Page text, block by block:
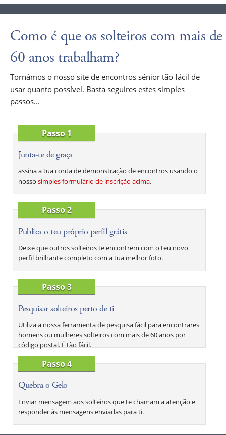
Como é que os solteiros com mais de
60 anos trabalham?
Tornámos o nosso site de encontros sénior tão fácil de
usar quanto possível. Basta seguires estes simples
passos...
Passo 1
Junta-te de graça
assina a tua conta de demonstração de encontros usando o
nosso simples formulário de inscrição acima.
Passo 2
Publica o teu próprio perfil grátis
Deixe que outros solteiros te encontrem com o teu novo
perfil brilhante completo com a tua melhor foto.
Passo 3
Pesquisar solteiros perto de ti
Utiliza a nossa ferramenta de pesquisa fácil para encontrares
homens ou mulheres solteiros com mais de 60 anos por
código postal. É tão fácil.
Passo 4
Quebra o Gelo
Enviar mensagem aos solteiros que te chamam a atenção e
responder às mensagens enviadas para ti.